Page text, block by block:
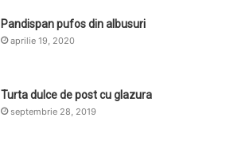
Pandispan pufos din albusuri
aprilie 19, 2020
Turta dulce de post cu glazura
septembrie 28, 2019